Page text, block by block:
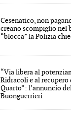
Cesenatico, non
creano scompiglio nel
“blocca” la Polizia
“Via libera al
Ridracoli e al recupero
Quarto”: l’annuncio
Buonguerrieri